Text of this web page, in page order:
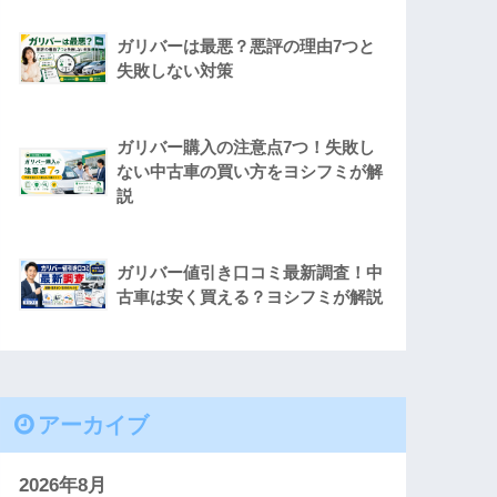
ガリバーは最悪？悪評の理由7つと
失敗しない対策
ガリバー購入の注意点7つ！失敗し
ない中古車の買い方をヨシフミが解
説
ガリバー値引き口コミ最新調査！中
古車は安く買える？ヨシフミが解説
アーカイブ
2026年8月